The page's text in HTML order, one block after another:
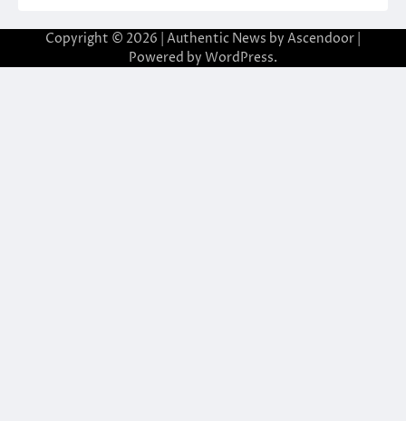
Copyright © 2026 | Authentic News by Ascendoor
Powered by WordPress.